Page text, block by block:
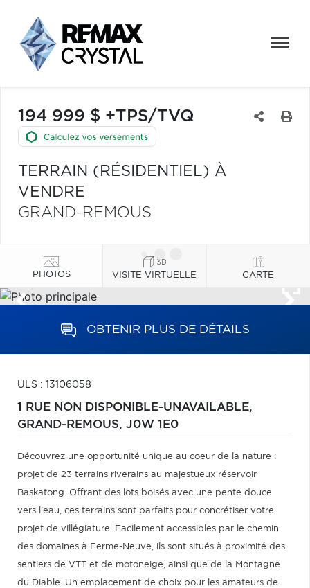
194 999 $ +TPS/TVQ
TERRAIN (RÉSIDENTIEL) À
VENDRE
GRAND-REMOUS
PHOTOS VISITE VIRTUELLE CARTE
OBTENIR PLUS DE DÉTAILS
ULS : 13106058
1 RUE NON DISPONIBLE-UNAVAILABLE,
GRAND-REMOUS, J0W 1E0
Découvrez une opportunité unique au coeur de la nature :
projet de 23 terrains riverains au majestueux réservoir
Baskatong. Offrant des lots boisés avec une pente douce
vers l'eau, ces terrains sont parfaits pour concrétiser votre
projet de villégiature. Facilement accessibles par le chemin
des domaines à Ferme-Neuve, ils sont situés à proximité des
sentiers de VTT et de motoneige, ainsi que de la Montagne
du Diable. Un emplacement de choix pour les amateurs de